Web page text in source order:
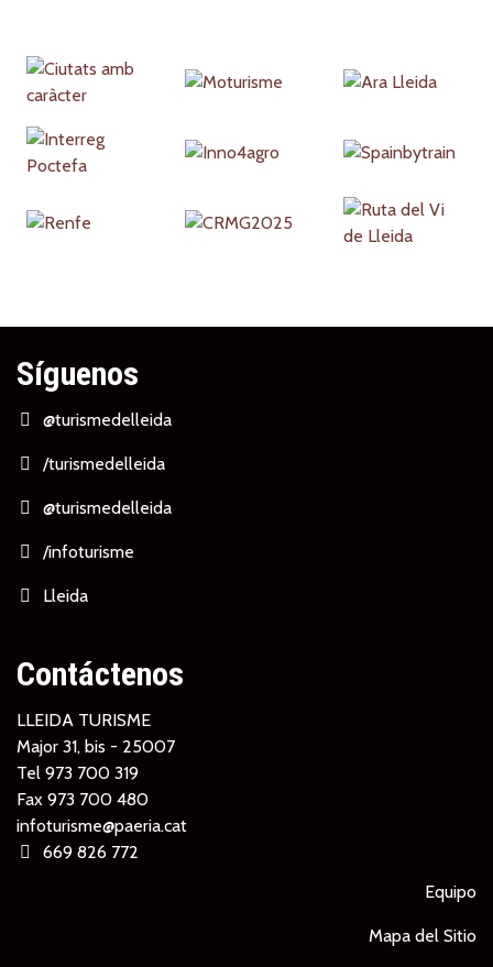
Partners
Síguenos
@turismedelleida
/turismedelleida
@turismedelleida
/infoturisme
Lleida
Contáctenos
LLEIDA TURISME
Major 31, bis - 25007
Tel 973 700 319
Fax 973 700 480
infoturisme@paeria.cat
669 826 772
Equipo
Mapa del Sitio